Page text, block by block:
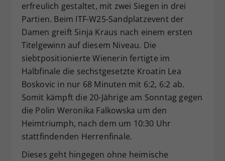
erfreulich gestaltet, mit zwei Siegen in drei
Partien. Beim ITF-W25-Sandplatzevent der
Damen greift Sinja Kraus nach einem ersten
Titelgewinn auf diesem Niveau. Die
siebtpositionierte Wienerin fertigte im
Halbfinale die sechstgesetzte Kroatin Lea
Boskovic in nur 68 Minuten mit 6:2, 6:2 ab.
Somit kämpft die 20-Jährige am Sonntag gegen
die Polin Weronika Falkowska um den
Heimtriumph, nach dem um 10:30 Uhr
stattfindenden Herrenfinale.
Dieses geht hingegen ohne heimische
Zweck
Dieser Wert speichert Ihre Consent-
Einstellungen. Unter anderem eine
zufällig generierte ID, für die
historische Speicherung Ihrer
vorgenommen Einstellungen, falls der
Webseiten-Betreiber dies eingestellt